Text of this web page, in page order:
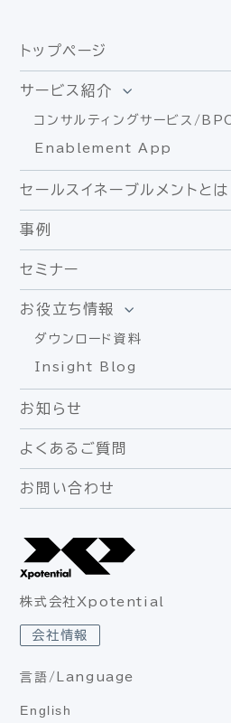
トップページ
サービス紹介
コンサルティングサービス/
Enablement App
セールスイネーブルメントとは
事例
セミナー
お役立ち情報
ダウンロード資料
Insight Blog
お知らせ
よくあるご質問
お問い合わせ
株式会社Xpotential
会社情報
言語/Language
English